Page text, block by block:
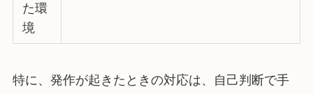
た環
境
特に、発作が起きたときの対応は、自己判断で手